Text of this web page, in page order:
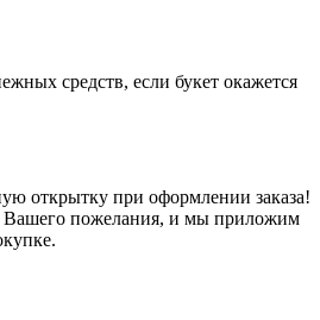
средств, если букет окажется
открытку при оформлении заказа!
Вашего пожелания, и мы приложим